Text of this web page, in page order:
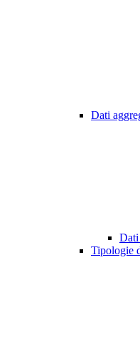
Dati
Dati
Tipologie